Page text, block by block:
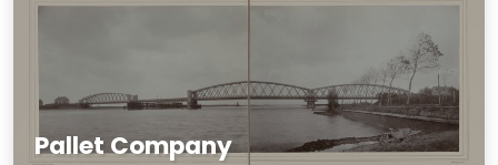
Pallet Company